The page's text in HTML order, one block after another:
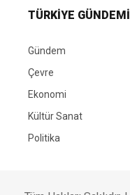
TÜRKIYE GÜNDEMI
Gündem
Çevre
Ekonomi
Kültür Sanat
Politika